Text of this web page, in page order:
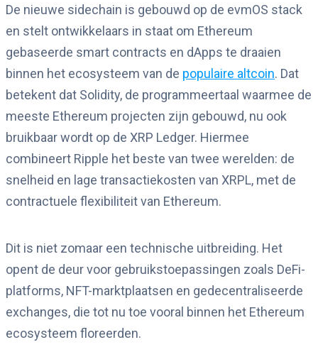
De nieuwe sidechain is gebouwd op de evmOS stack
en stelt ontwikkelaars in staat om Ethereum
gebaseerde smart contracts en dApps te draaien
binnen het ecosysteem van de populaire altcoin. Dat
betekent dat Solidity, de programmeertaal waarmee de
meeste Ethereum projecten zijn gebouwd, nu ook
bruikbaar wordt op de XRP Ledger. Hiermee
combineert Ripple het beste van twee werelden: de
snelheid en lage transactiekosten van XRPL, met de
contractuele flexibiliteit van Ethereum.
Dit is niet zomaar een technische uitbreiding. Het
opent de deur voor gebruikstoepassingen zoals DeFi-
platforms, NFT-marktplaatsen en gedecentraliseerde
exchanges, die tot nu toe vooral binnen het Ethereum
ecosysteem floreerden.